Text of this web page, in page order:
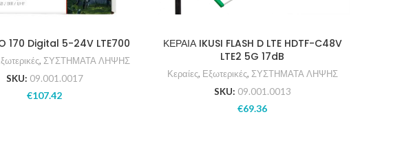
170 Digital 5-24V LTE700
, ΣΥΣΤΗΜΑΤΑ ΛΗΨΗΣ
SKU: 09.001.0017
€107.42
ΚΕΡΑΙΑ IKUSI FLASH D LTE HDTF-C48V
LTE2 5G 17dB
Κεραίες, Εξωτερικές, ΣΥΣΤΗΜΑΤΑ ΛΗΨΗΣ
SKU: 09.001.0013
€69.36